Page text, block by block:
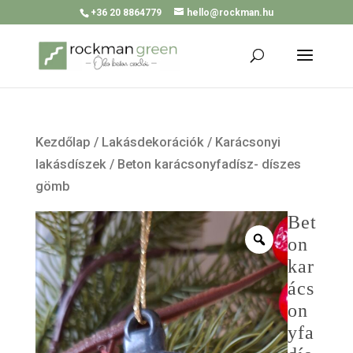
+36 20 8864779 hello@rockman.hu
Kezdőlap / Lakásdekorációk/ Karácsonyi
lakásdíszek/ Beton karácsonyfadísz- díszes
gömb
Bet
on
kar
ács
on
yfa